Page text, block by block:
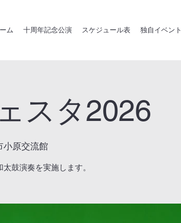
ム 十周年記念公演 スケジュール表 独自イベント
スタ2026
小原交流館
鼓演奏を実施します。